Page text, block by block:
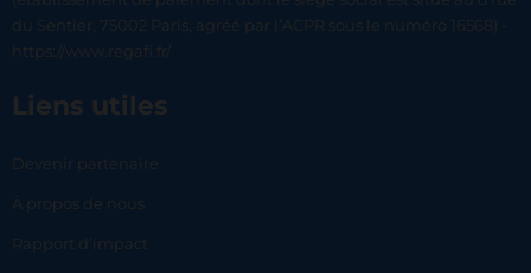
du Sentier, 75002 Paris, agréé par l’ACPR sous le numéro 16568) -
https://www.regafi.fr/
Liens utiles
Devenir partenaire
À propos de nous
Rapport d’impact